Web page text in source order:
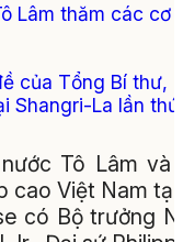
Lâm thăm các cơ
của Tổng Bí thư,
Shangri-La lần
Tô Lâm và
cao Việt Nam tại
có Bộ trưởng